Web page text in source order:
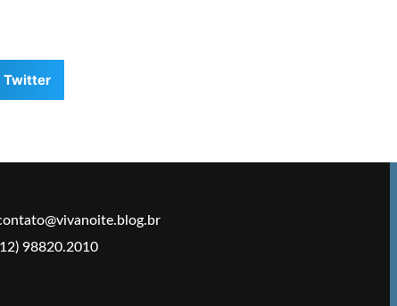
Twitter
98820.2010